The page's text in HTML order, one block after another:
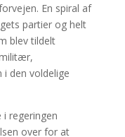
En spiral af
partier og helt
blev tildelt
den voldelige
regeringen
over for at